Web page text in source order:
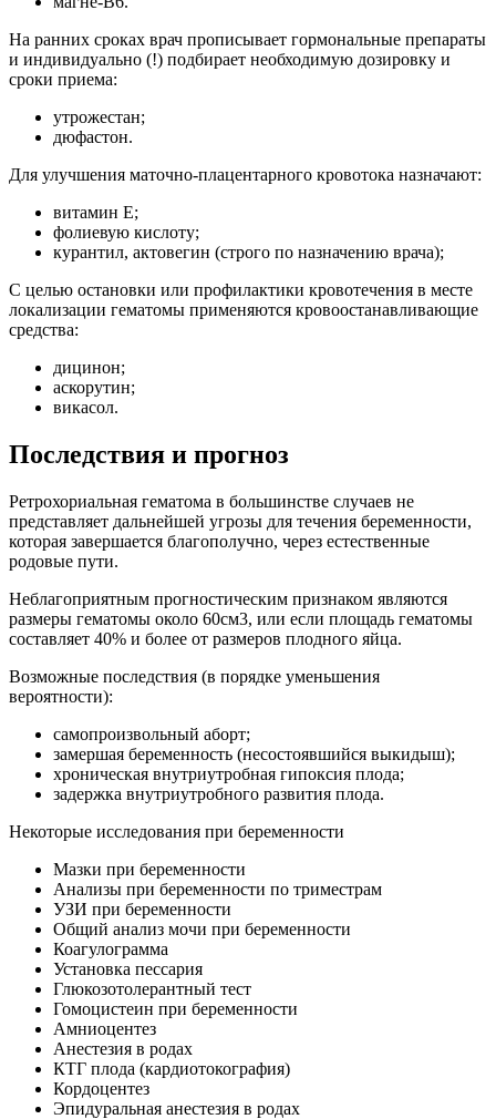
На ранних сроках врач прописывает гормональные препараты
и индивидуально (!) подбирает необходимую дозировку и
сроки приема:
утрожестан;
дюфастон.
Для улучшения маточно-плацентарного кровотока назначают:
витамин Е;
фолиевую кислоту;
курантил, актовегин (строго по назначению врача);
С целью остановки или профилактики кровотечения в месте
локализации гематомы применяются кровоостанавливающие
средства:
дицинон;
аскорутин;
викасол.
Последствия и прогноз
Ретрохориальная гематома в большинстве случаев не
представляет дальнейшей угрозы для течения беременности,
которая завершается благополучно, через естественные
родовые пути.
Неблагоприятным прогностическим признаком являются
размеры гематомы около 60см3, или если площадь гематомы
составляет 40% и более от размеров плодного яйца.
Возможные последствия (в порядке уменьшения
вероятности):
самопроизвольный аборт;
замершая беременность (несостоявшийся выкидыш);
хроническая внутриутробная гипоксия плода;
задержка внутриутробного развития плода.
Некоторые исследования при беременности
Мазки при беременности
Анализы при беременности по триместрам
УЗИ при беременности
Общий анализ мочи при беременности
Коагулограмма
Установка пессария
Глюкозотолерантный тест
Гомоцистеин при беременности
Амниоцентез
Анестезия в родах
КТГ плода (кардиотокография)
Кордоцентез
Эпидуральная анестезия в родах